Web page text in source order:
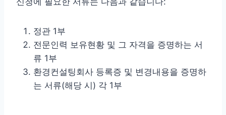
정관 1부
전문인력 보유현황 및 그 자격을 증명하는 서
류 1부
환경컨설팅회사 등록증 및 변경내용을 증명하
는 서류(해당 시) 각 1부